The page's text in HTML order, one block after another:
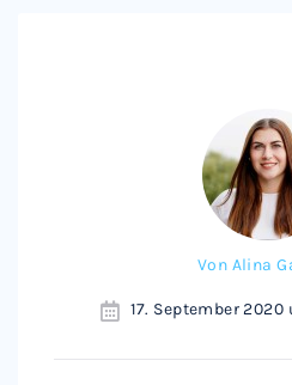
Von Alina
17. September 2020